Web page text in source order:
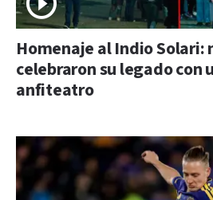
Homenaje al Indio Solari:
celebraron su legado con
anfiteatro